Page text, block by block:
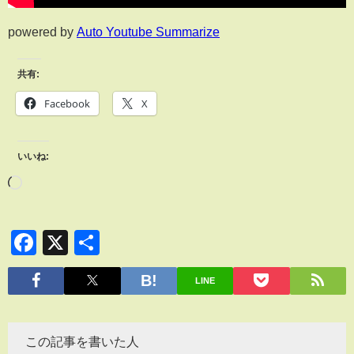
powered by Auto Youtube Summarize
共有:
Facebook X
いいね:
Facebook
X
有
LINE
この記事を書いた人